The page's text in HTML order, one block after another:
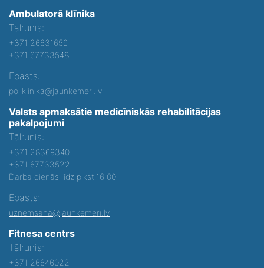
Ambulatorā klīnika
Tālrunis:
+371 26631659
+371 67733548
Epasts:
poliklinika@jaunkemeri.lv
Valsts apmaksātie medicīniskās rehabilitācijas
pakalpojumi
Tālrunis:
+371 28369340
+371 67733522
Darba dienās līdz plkst.16:00
Epasts:
uznemsana@jaunkemeri.lv
Fitnesa centrs
Tālrunis:
+371 26646022